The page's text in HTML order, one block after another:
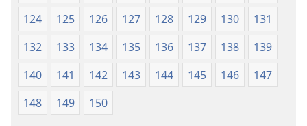
124
125 126 127 128 129 130
131
132
133 134 135 136 137 138
139
140
141 142 143 144 145 146
147
148
149 150